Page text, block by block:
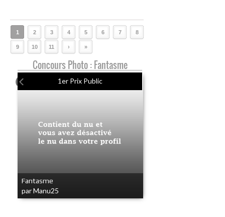
1 2 3 4 5 6 7 8
9 10 11 › »
Concours Photo : Fantasme
1er Prix Public
Fantasme
par Manu25